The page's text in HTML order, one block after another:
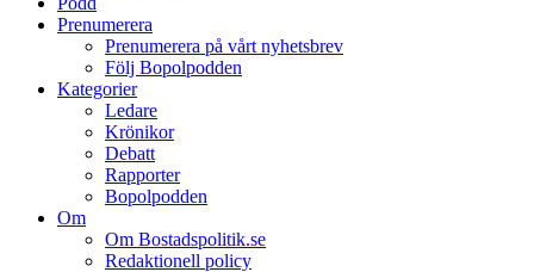
Prenumerera
Prenumerera på vårt nyhetsbrev
Följ Bopolpodden
Kategorier
Ledare
Krönikor
Debatt
Rapporter
Bopolpodden
Om
Om Bostadspolitik.se
Redaktionell policy